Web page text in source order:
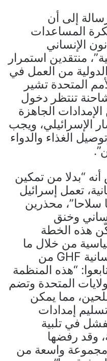
إلى أن
المساعدات
الإنساني
منتقدين استمرار
من العمل في
المتحدة تشير
من 3 آلاف شاحنة تنتظر دخول
الجاهزة
الإسرائيلي، ويجب
الغذاء والدواء
“بدلا من تمكين
تعمل إسرائيل
سلاحا”، محذرين
وخنق
هذه الخطة
من خلال ما
يسمى مؤسسة غزة الإنسانية GHF من
“هذه المنظمة
المتحدة وتضم
مما يمكن
إمدادات
في تلبية
وقد رفضها
واسعة من